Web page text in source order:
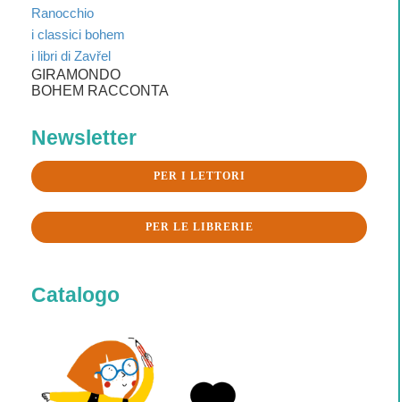
Ranocchio
i classici bohem
i libri di Zavřel
GIRAMONDO
BOHEM RACCONTA
Newsletter
PER I LETTORI
PER LE LIBRERIE
Catalogo